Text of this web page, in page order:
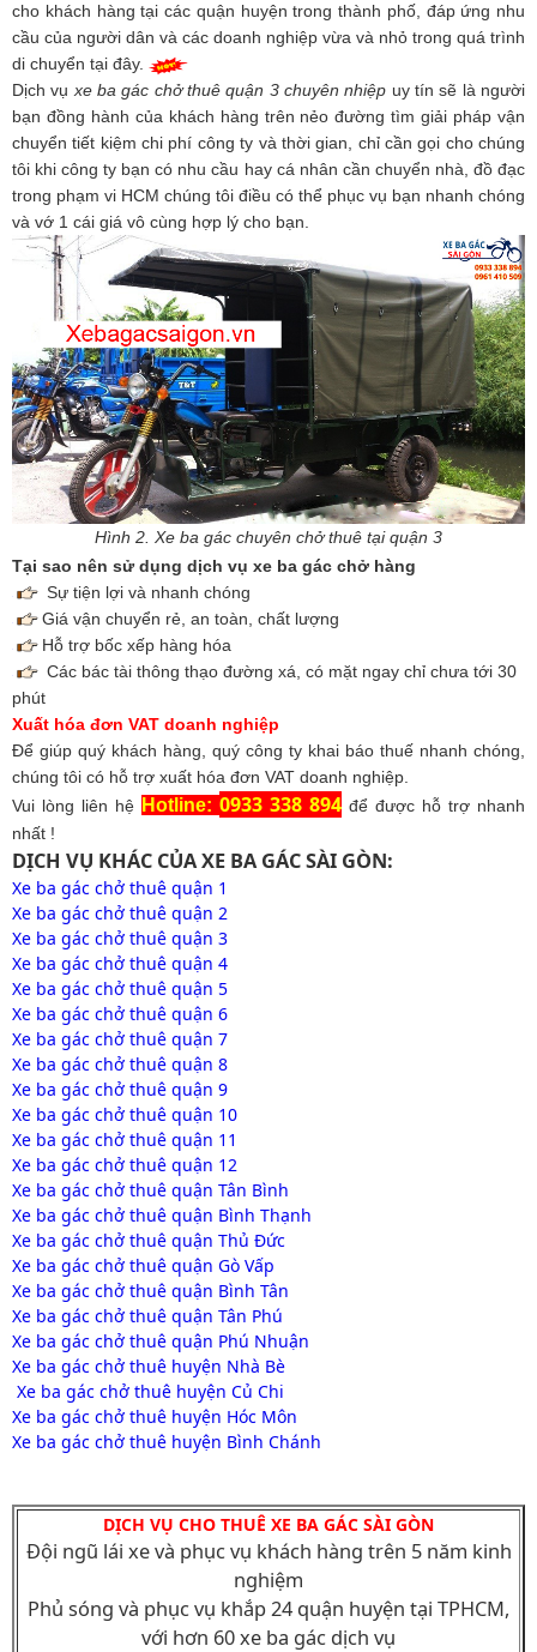
cho khách hàng tại các quận huyện trong thành phố, đáp ứng nhu
cầu của người dân và các doanh nghiệp vừa và nhỏ trong quá trình
di chuyển tại đây.
Dịch vụxe ba gác chở thuê quận 3 chuyên nhiệp uy tín sẽ là người
bạn đồng hành của khách hàng trên nẻo đường tìm giải pháp vận
chuyển tiết kiệm chi phí công ty và thời gian, chỉ cần gọi cho chúng
tôi khi công ty bạn có nhu cầu hay cá nhân cần chuyển nhà, đồ đạc
trong phạm vi HCM chúng tôi điều có thể phục vụ bạn nhanh chóng
và vớ 1 cái giá vô cùng hợp lý cho bạn.
Hình 2. Xe ba gác chuyên chở thuê tại quận 3
Tại sao nên sử dụng dịch vụ xe ba gác chở hàng
Sự tiện lợi và nhanh chóng
Giá vận chuyển rẻ, an toàn, chất lượng
Hỗ trợ bốc xếp hàng hóa
Các bác tài thông thạo đường xá, có mặt ngay chỉ chưa tới 30
phút
Xuất hóa đơn VAT doanh nghiệp
Để giúp quý khách hàng, quý công ty khai báo thuế nhanh chóng,
chúng tôi có hỗ trợ xuất hóa đơn VAT doanh nghiệp.
Vui lòng liên hệ Hotline: 0933 338 894 để được hỗ trợ nhanh
nhất !
DỊCH VỤ KHÁC CỦA XE BA GÁC SÀI GÒN:
Xe ba gác chở thuê quận 1
Xe ba gác chở thuê quận 2
Xe ba gác chở thuê quận 3
Xe ba gác chở thuê quận 4
Xe ba gác chở thuê quận 5
Xe ba gác chở thuê quận 6
Xe ba gác chở thuê quận 7
Xe ba gác chở thuê quận 8
Xe ba gác chở thuê quận 9
Xe ba gác chở thuê quận 10
Xe ba gác chở thuê quận 11
Xe ba gác chở thuê quận 12
Xe ba gác chở thuê quận Tân Bình
Xe ba gác chở thuê quận Bình Thạnh
Xe ba gác chở thuê quận Thủ Đức
Xe ba gác chở thuê quận Gò Vấp
Xe ba gác chở thuê quận Bình Tân
Xe ba gác chở thuê quận Tân Phú
Xe ba gác chở thuê quận Phú Nhuận
Xe ba gác chở thuê huyện Nhà Bè
Xe ba gác chở thuê huyện Củ Chi
Xe ba gác chở thuê huyện Hóc Môn
Xe ba gác chở thuê huyện Bình Chánh
DỊCH VỤ CHO THUÊ XE BA GÁC SÀI GÒN
Đội ngũ lái xe và phục vụ khách hàng trên 5 năm kinh
nghiệm
Phủ sóng và phục vụ khắp 24 quận huyện tại TPHCM,
với hơn 60 xe ba gác dịch vụ